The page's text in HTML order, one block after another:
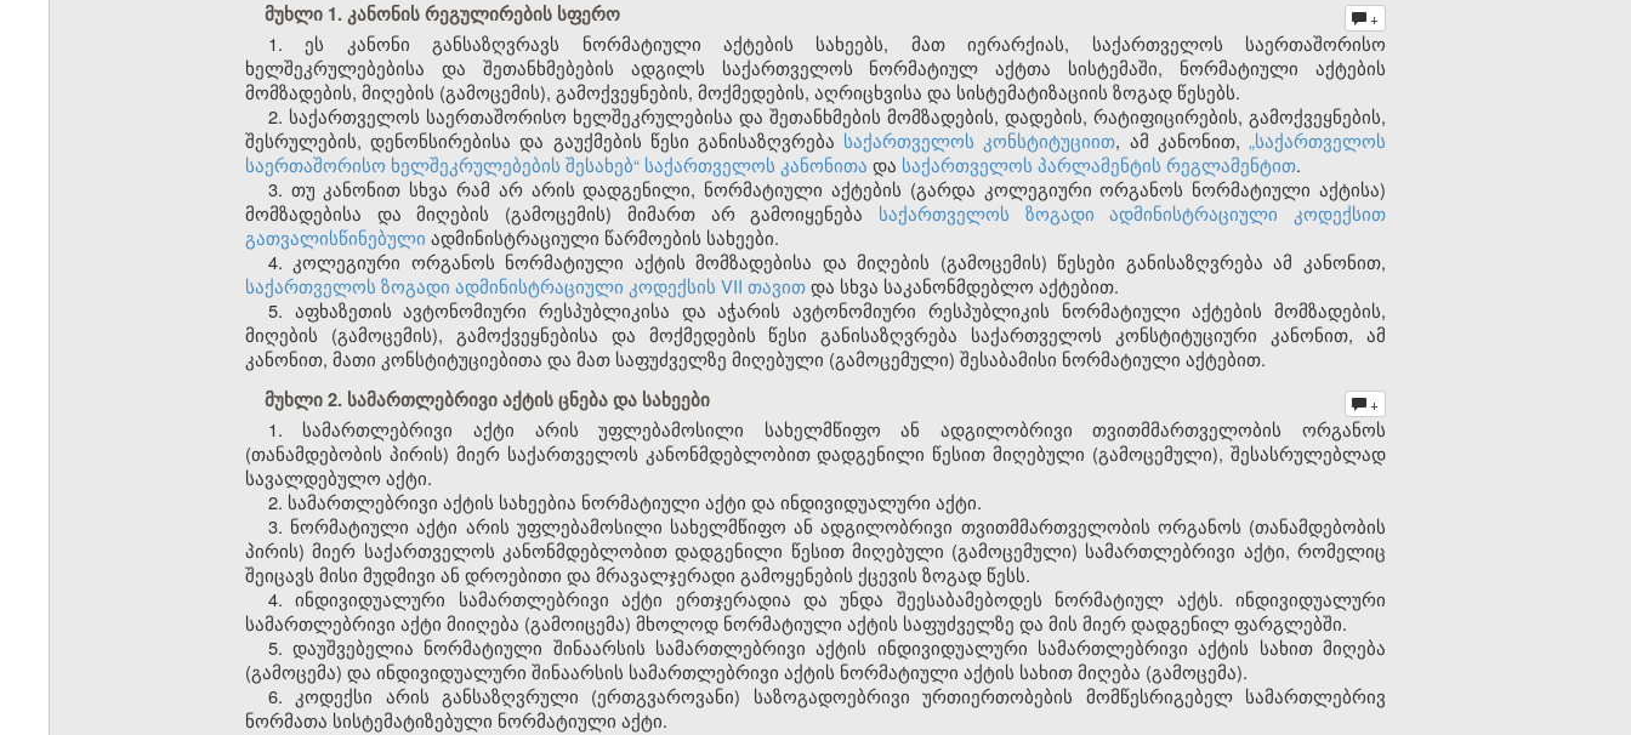
მუხლი 1. კანონის რეგულირების სფერო +
1. ეს კანონი განსაზღვრავს ნორმატიული აქტების სახეებს, მათ იერარქიას, საქართველოს საერთაშორისო
ხელშეკრულებებისა და შეთანხმებების ადგილს საქართველოს ნორმატიულ აქტთა სისტემაში, ნორმატიული აქტების
მომზადების, მიღების (გამოცემის), გამოქვეყნების, მოქმედების, აღრიცხვისა და სისტემატიზაციის ზოგად წესებს.
2. საქართველოს საერთაშორისო ხელშეკრულებისა და შეთანხმების მომზადების, დადების, რატიფიცირების, გამოქვეყნების,
შესრულების, დენონსირებისა და გაუქმების წესი განისაზღვრება საქართველოს კონსტიტუციით, ამ კანონით,„საქართველოს
საერთაშორისო ხელშეკრულებების შესახებ“ საქართველოს კანონითა და საქართველოს პარლამენტის რეგლამენტით.
3. თუ კანონით სხვა რამ არ არის დადგენილი, ნორმატიული აქტების (გარდა კოლეგიური ორგანოს ნორმატიული აქტისა)
მომზადებისა და მიღების (გამოცემის) მიმართ არ გამოიყენება საქართველოს ზოგადი ადმინისტრაციული კოდექსით
გათვალისწინებული ადმინისტრაციული წარმოების სახეები.
4. კოლეგიური ორგანოს ნორმატიული აქტის მომზადებისა და მიღების (გამოცემის) წესები განისაზღვრება ამ კანონით,
საქართველოს ზოგადი ადმინისტრაციული კოდექსის VII თავითდა სხვა საკანონმდებლო აქტებით.
5. აფხაზეთის ავტონომიური რესპუბლიკისა და აჭარის ავტონომიური რესპუბლიკის ნორმატიული აქტების მომზადების,
მიღების (გამოცემის), გამოქვეყნებისა და მოქმედების წესი განისაზღვრება საქართველოს კონსტიტუციური კანონით, ამ
კანონით, მათი კონსტიტუციებითა და მათ საფუძველზე მიღებული (გამოცემული) შესაბამისი ნორმატიული აქტებით.
მუხლი 2. სამართლებრივი აქტის ცნება და სახეები
+
1. სამართლებრივი აქტი არის უფლებამოსილი სახელმწიფო ან ადგილობრივი თვითმმართველობის ორგანოს
(თანამდებობის პირის) მიერ საქართველოს კანონმდებლობით დადგენილი წესით მიღებული (გამოცემული), შესასრულებლად
სავალდებულო აქტი.
2. სამართლებრივი აქტის სახეებია ნორმატიული აქტი და ინდივიდუალური აქტი.
3. ნორმატიული აქტი არის უფლებამოსილი სახელმწიფო ან ადგილობრივი თვითმმართველობის ორგანოს (თანამდებობის
პირის) მიერ საქართველოს კანონმდებლობით დადგენილი წესით მიღებული (გამოცემული) სამართლებრივი აქტი, რომელიც
შეიცავს მისი მუდმივი ან დროებითი და მრავალჯერადი გამოყენების ქცევის ზოგად წესს.
4. ინდივიდუალური სამართლებრივი აქტი ერთჯერადია და უნდა შეესაბამებოდეს ნორმატიულ აქტს. ინდივიდუალური
სამართლებრივი აქტი მიიღება (გამოიცემა) მხოლოდ ნორმატიული აქტის საფუძველზე და მის მიერ დადგენილ ფარგლებში.
5. დაუშვებელია ნორმატიული შინაარსის სამართლებრივი აქტის ინდივიდუალური სამართლებრივი აქტის სახით მიღება
(გამოცემა) და ინდივიდუალური შინაარსის სამართლებრივი აქტის ნორმატიული აქტის სახით მიღება (გამოცემა).
6. კოდექსი არის განსაზღვრული (ერთგვაროვანი) საზოგადოებრივი ურთიერთობების მომწესრიგებელ სამართლებრივ
ნორმათა სისტემატიზებული ნორმატიული აქტი.